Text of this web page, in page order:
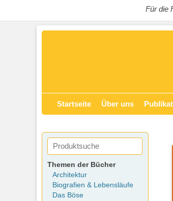
Für die
Primäres Menü
Inhalt
Startseite Über uns
Themen der Bücher
Architektur
Biografien & Lebensläufe
Das Böse